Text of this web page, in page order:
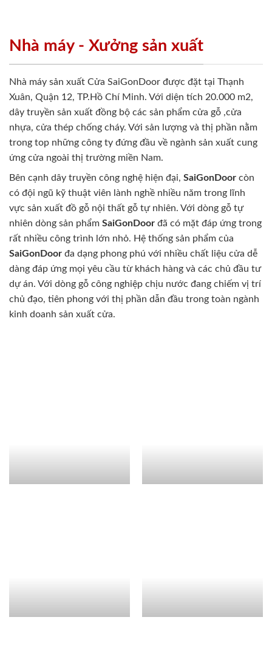
Nhà máy - Xưởng sản xuất
Nhà máy sản xuất Cửa SaiGonDoor được đặt tại Thạnh
Xuân, Quận 12, TP.Hồ Chí Minh. Với diện tích 20.000 m2,
dây truyền sản xuất đồng bộ các sản phẩm cửa gỗ ,cửa
nhựa, cửa thép chống cháy. Với sản lượng và thị phần nằm
trong top những công ty đứng đầu về ngành sản xuất cung
ứng cửa ngoài thị trường miền Nam.
Bên cạnh dây truyền công nghệ hiện đại, SaiGonDoor còn
có đội ngũ kỹ thuật viên lành nghề nhiều năm trong lĩnh
vực sản xuất đồ gỗ nội thất gỗ tự nhiên. Với dòng gỗ tự
nhiên dòng sản phẩm SaiGonDoor đã có mặt đáp ứng trong
rất nhiều công trình lớn nhỏ. Hệ thống sản phẩm của
SaiGonDoor đa dạng phong phú với nhiều chất liệu cửa dễ
dàng đáp ứng mọi yêu cầu từ khách hàng và các chủ đầu tư
dự án. Với dòng gỗ công nghiệp chịu nước đang chiếm vị trí
chủ đạo, tiên phong với thị phần dẫn đầu trong toàn ngành
kinh doanh sản xuất cửa.